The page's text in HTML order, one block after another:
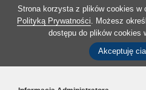
Strona korzysta z plików cookies w
Polityką Prywatności. Możesz
dostępu do plików cookies
Akceptuję